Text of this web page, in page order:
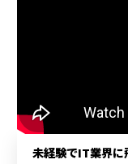
未経験でIT業界に